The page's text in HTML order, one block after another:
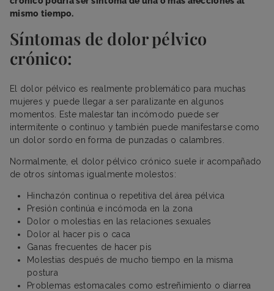
mismo tiempo.
Síntomas de dolor pélvico
crónico:
El dolor pélvico es realmente problemático para muchas
mujeres y puede llegar a ser paralizante en algunos
momentos. Este malestar tan incómodo puede ser
intermitente o continuo y también puede manifestarse como
un dolor sordo en forma de punzadas o calambres.
Normalmente, el dolor pélvico crónico suele ir acompañado
de otros síntomas igualmente molestos:
Hinchazón continua o repetitiva del área pélvica
Presión continúa e incómoda en la zona
Dolor o molestias en las relaciones sexuales
Dolor al hacer pis o caca
Ganas frecuentes de hacer pis
Molestias después de mucho tiempo en la misma
postura
Problemas estomacales como estreñimiento o diarrea